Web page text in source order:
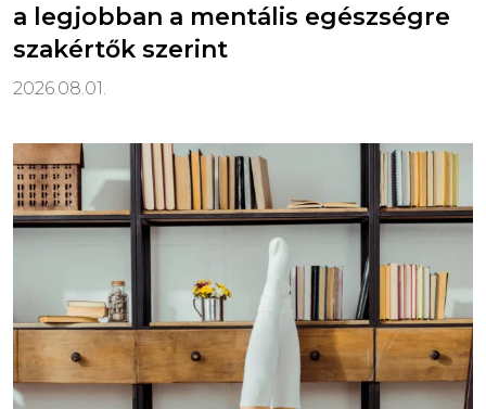
a legjobban a mentális egészségre
szakértők szerint
2026.08.01.